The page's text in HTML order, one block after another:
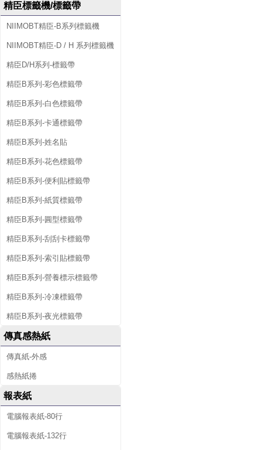
精臣標籤機/標籤帶
NIIMOBT精臣-B系列標籤機
NIIMOBT精臣-D / H 系列標籤機
精臣D/H系列-標籤帶
精臣B系列-彩色標籤帶
精臣B系列-白色標籤帶
精臣B系列-卡通標籤帶
精臣B系列-姓名貼
精臣B系列-花色標籤帶
精臣B系列-便利貼標籤帶
精臣B系列-紙質標籤帶
精臣B系列-圓型標籤帶
精臣B系列-刮刮卡標籤帶
精臣B系列-索引貼標籤帶
精臣B系列-營養標示標籤帶
精臣B系列-冷凍標籤帶
精臣B系列-夜光標籤帶
傳真感熱紙
傳真紙-外感
感熱紙捲
報表紙
電腦報表紙-80行
電腦報表紙-132行